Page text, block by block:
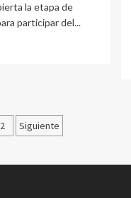
la etapa de
participar del...
2 Siguiente